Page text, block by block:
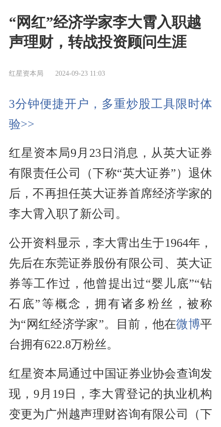
“网红”经济学家李大霄入职越
声理财，转战投资顾问生涯
红星资本局 2024-09-23 11:03
3分钟便捷开户，多重炒股工具限时体
验>>
红星资本局9月23日消息，从英大证券
有限责任公司（下称“英大证券”）退休
后，不再担任英大证券首席经济学家的
李大霄入职了新公司。
公开资料显示，李大霄出生于1964年，
先后在东莞证券股份有限公司、英大证
券等工作过，他曾提出过“婴儿底”“钻
石底”等概念，拥有诸多粉丝，被称
为“网红经济学家”。目前，他在微博平
台拥有622.8万粉丝。
红星资本局通过中国证券业协会查询发
现，9月19日，李大霄登记的执业机构
变更为广州越声理财咨询有限公司（下